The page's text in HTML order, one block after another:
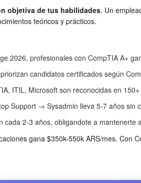
objetiva de tus habilidades. Un
teóricos y prácticos.
2026, profesionales con CompTIA A+
candidatos certificados según
ITIL, Microsoft son reconocidas en
Support → Sysadmin lleva 5-7 años sin
cada 2-3 años, obligandote a mantenerte
gana $350k-550k ARS/mes.